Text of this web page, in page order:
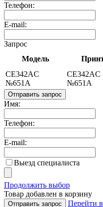
Телефон:
E-mail:
Запрос
Модель
CE342AC
№651A
CE342AC
№651A
Отправить запрос
Имя:
Телефон:
E-mail:
Выезд специалиста
Продолжить выбор
Товар добавлен в корзину
Отправить запрос Перейти